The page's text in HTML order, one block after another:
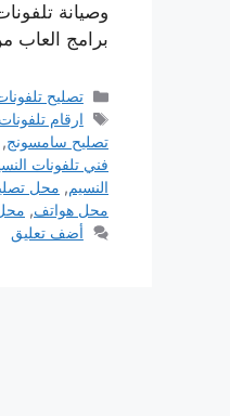
وصيانة
برامج العاب
التصنيفات
تصليح
الوسوم
ارقام
تصليح سامسونج,
فني تلفونات
النسيم, محل
محل هواتف,
أضف تعليق